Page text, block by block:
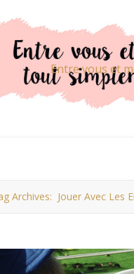
Archives: Jouer Avec Les